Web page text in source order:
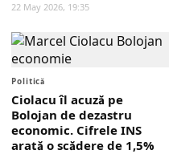
22 May 2026, 19:35
Politică
Ciolacu îl acuză pe
Bolojan de dezastru
economic. Cifrele INS
arată o scădere de 1,5%